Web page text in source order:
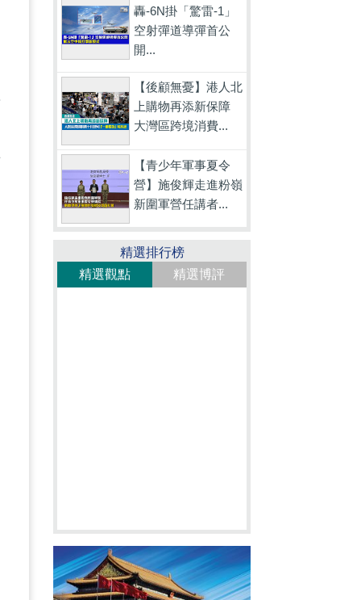
轟-6N掛「驚雷-1」
空射彈道導彈首公
開...
【後顧無憂】港人北
上購物再添新保障
大灣區跨境消費...
【青少年軍事夏令
營】施俊輝走進粉嶺
新圍軍營任講者...
精選排行榜
精選觀點
精選博評